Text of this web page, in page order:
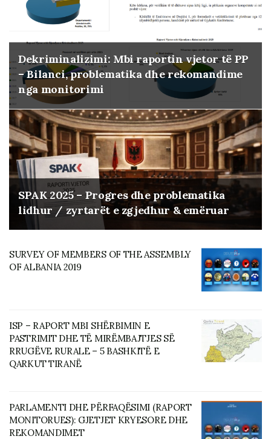
Dekriminalizimi: Mbi raportin vjetor të PP
– Bilanci, problematika dhe rekomandime
nga monitorimi
SPAK 2025 – Progres dhe problematika
lidhur / zyrtarët e zgjedhur & emëruar
SURVEY OF MEMBERS OF THE ASSEMBLY
OF ALBANIA 2019
ISP – RAPORT MBI SHËRBIMIN E
PASTRIMIT DHE TË MIRËMBAJTJES SË
RRUGËVE RURALE – 5 BASHKITË E
QARKUT TIRANË
PARLAMENTI DHE PËRFAQËSIMI (RAPORT
MONITORUES): GJETJET KRYESORE DHE
REKOMANDIMET